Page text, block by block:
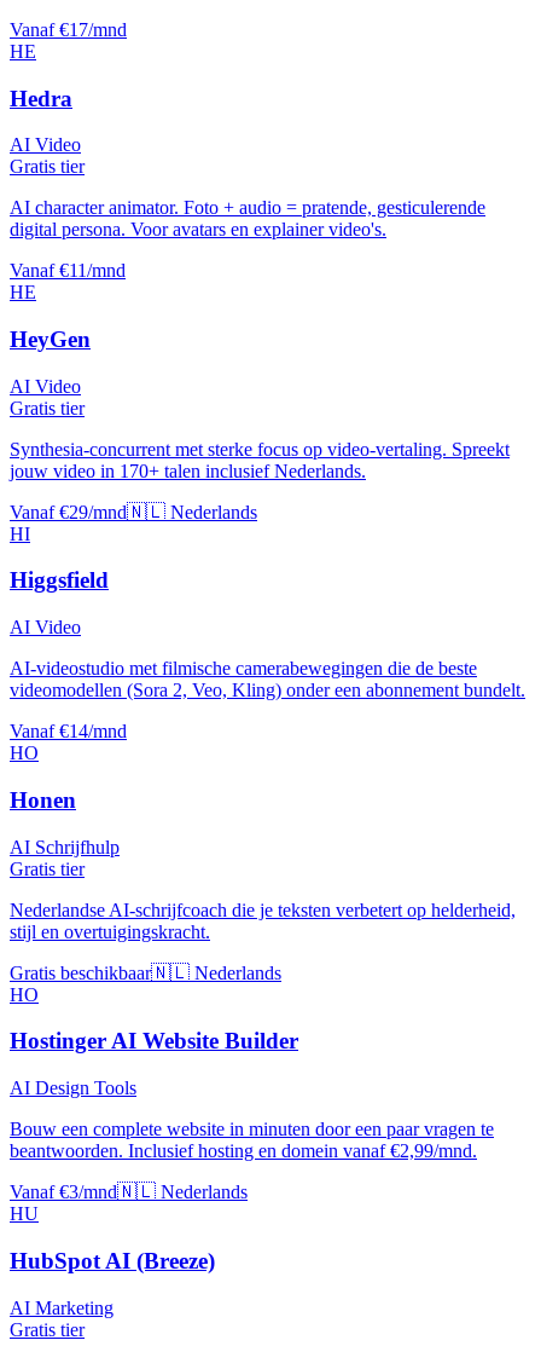
Vanaf €17/mnd
HE
Hedra
AI Video
Gratis tier
AI character animator. Foto + audio = pratende, gesticulerende
digital persona. Voor avatars en explainer video's.
Vanaf €11/mnd
HE
HeyGen
AI Video
Gratis tier
Synthesia-concurrent met sterke focus op video-vertaling. Spreekt
jouw video in 170+ talen inclusief Nederlands.
Vanaf €29/mnd🇳🇱 Nederlands
HI
Higgsfield
AI Video
AI-videostudio met filmische camerabewegingen die de beste
videomodellen (Sora 2, Veo, Kling) onder een abonnement bundelt.
Vanaf €14/mnd
HO
Honen
AI Schrijfhulp
Gratis tier
Nederlandse AI-schrijfcoach die je teksten verbetert op helderheid,
stijl en overtuigingskracht.
Gratis beschikbaar🇳🇱 Nederlands
HO
Hostinger AI Website Builder
AI Design Tools
Bouw een complete website in minuten door een paar vragen te
beantwoorden. Inclusief hosting en domein vanaf €2,99/mnd.
Vanaf €3/mnd🇳🇱 Nederlands
HU
HubSpot AI (Breeze)
AI Marketing
Gratis tier